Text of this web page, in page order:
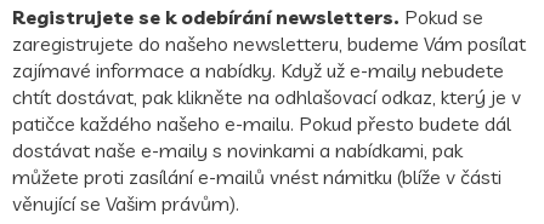
Registrujete se k odebírání newsletters. Pokud se
zaregistrujete do našeho newsletteru, budeme Vám posílat
zajímavé informace a nabídky. Když už e-maily nebudete
chtít dostávat, pak klikněte na odhlašovací odkaz, který je v
patičce každého našeho e-mailu. Pokud přesto budete dál
dostávat naše e-maily s novinkami a nabídkami, pak
můžete proti zasílání e-mailů vnést námitku (blíže v části
věnující se Vašim právům).